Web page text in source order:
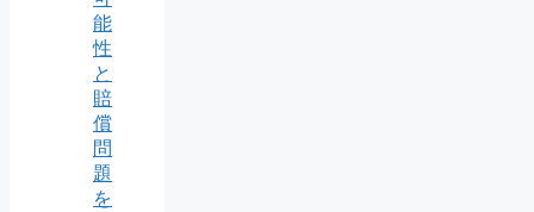
能
性
と
賠
償
問
題
を